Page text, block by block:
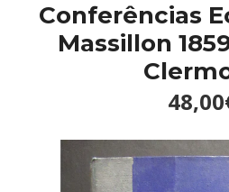
Conferências
Massillon